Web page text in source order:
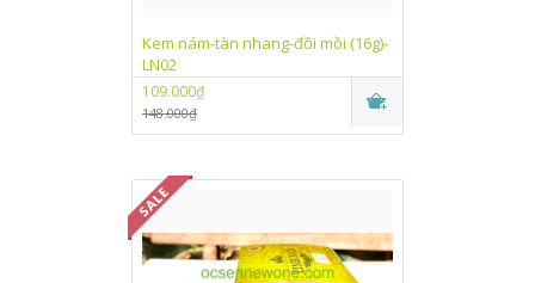
Kem nám-tàn nhang-đồi mồi (16g)-
LN02
109.000₫
148.000₫